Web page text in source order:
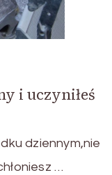
i uczyniłeś
dziennym,nie
…